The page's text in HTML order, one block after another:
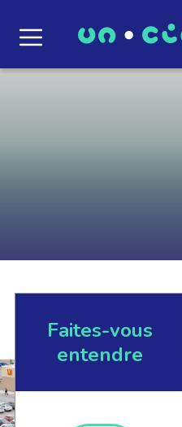
Le
EN
Faites-vous
entendre